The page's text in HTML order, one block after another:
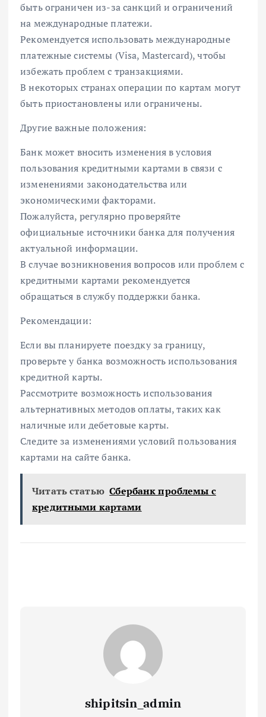
быть ограничен из-за санкций и ограничений
на международные платежи.
Рекомендуется использовать международные
платежные системы (Visa, Mastercard), чтобы
избежать проблем с транзакциями.
В некоторых странах операции по картам могут
быть приостановлены или ограничены.
Другие важные положения:
Банк может вносить изменения в условия
пользования кредитными картами в связи с
изменениями законодательства или
экономическими факторами.
Пожалуйста, регулярно проверяйте
официальные источники банка для получения
актуальной информации.
В случае возникновения вопросов или проблем с
кредитными картами рекомендуется
обращаться в службу поддержки банка.
Рекомендации:
Если вы планируете поездку за границу,
проверьте у банка возможность использования
кредитной карты.
Рассмотрите возможность использования
альтернативных методов оплаты, таких как
наличные или дебетовые карты.
Следите за изменениями условий пользования
картами на сайте банка.
Читать статью Сбербанк проблемы с
кредитными картами
shipitsin_admin